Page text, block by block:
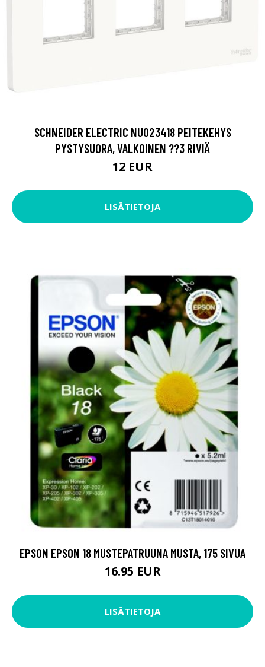
SCHNEIDER ELECTRIC NU023418 PEITEKEHYS
PYSTYSUORA, VALKOINEN ??3 RIVIÄ
12 EUR
LISÄTIETOJA
EPSON EPSON 18 MUSTEPATRUUNA MUSTA, 175 SIVUA
16.95 EUR
LISÄTIETOJA